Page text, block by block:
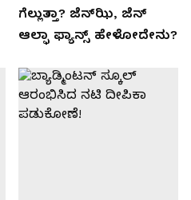
ಗೆಲ್ಲುತ್ತಾ? ಜೆನ್‌ಝಿ, ಜೆನ್‌
ಆಲ್ಫಾ ಫ್ಯಾನ್ಸ್ ಹೇಳೋದೇನು?